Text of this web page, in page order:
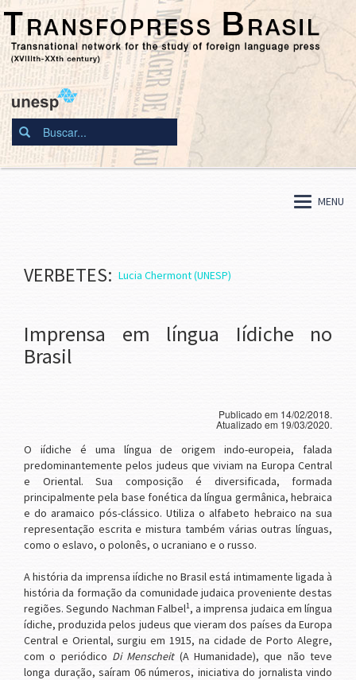
MENU
VERBETES: Lucia Chermont (UNESP)
Imprensa em língua Iídiche no
Brasil
Publicado em 14/02/2018.
Atualizado em 19/03/2020.
O iídiche é uma língua de origem indo-europeia, falada
predominantemente pelos judeus que viviam na Europa Central
e Oriental. Sua composição é diversificada, formada
principalmente pela base fonética da língua germânica, hebraica
e do aramaico pós-clássico. Utiliza o alfabeto hebraico na sua
representação escrita e mistura também várias outras línguas,
como o eslavo, o polonês, o ucraniano e o russo.
A história da imprensa iídiche no Brasil está intimamente ligada à
história da formação da comunidade judaica proveniente destas
regiões. Segundo Nachman Falbel1, a imprensa judaica em língua
ídiche, produzida pelos judeus que vieram dos países da Europa
Central e Oriental, surgiu em 1915, na cidade de Porto Alegre,
com o periódico Di Menscheit(A Humanidade), que não teve
longa duração, saíram 06 números, iniciativa do jornalista vindo